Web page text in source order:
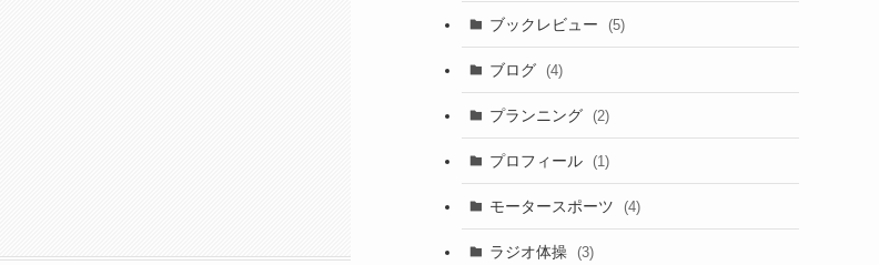
ブックレビュー (5)
ブログ (4)
プランニング (2)
プロフィール (1)
モータースポーツ (4)
ラジオ体操 (3)